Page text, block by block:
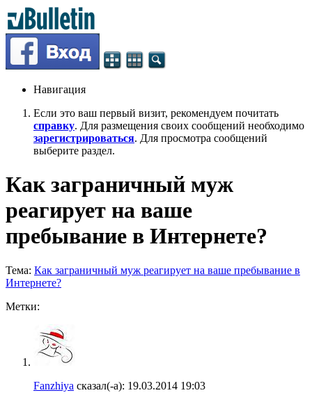
Навигация
Если это ваш первый визит, рекомендуем почитать
справку. Для размещения своих сообщений необходимо
зарегистрироваться. Для просмотра сообщений
выберите раздел.
Как заграничный муж
реагирует на ваше
пребывание в Интернете?
Тема: Как заграничный муж реагирует на ваше пребывание в
Интернете?
Метки:
Fanzhiya сказал(-а): 19.03.2014 19:03